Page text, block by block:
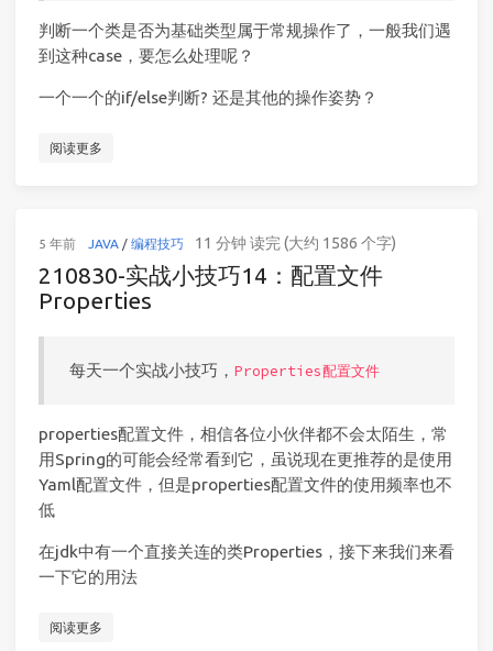
判断一个类是否为基础类型属于常规操作了，一般我们遇
到这种case，要怎么处理呢？
一个一个的if/else判断? 还是其他的操作姿势？
阅读更多
5 年前 JAVA/ 编程技巧 11 分钟 读完 (大约 1586 个字)
210830-实战小技巧14：配置文件
Properties
每天一个实战小技巧，Properties配置文件
properties配置文件，相信各位小伙伴都不会太陌生，常
用Spring的可能会经常看到它，虽说现在更推荐的是使用
Yaml配置文件，但是properties配置文件的使用频率也不
低
在jdk中有一个直接关连的类Properties，接下来我们来看
一下它的用法
阅读更多